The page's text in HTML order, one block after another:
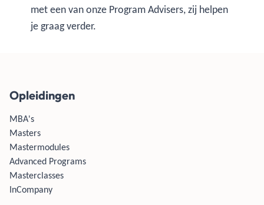
met een van onze Program Advisers, zij helpen
je graag verder.
Opleidingen
MBA's
Masters
Mastermodules
Advanced Programs
Masterclasses
InCompany